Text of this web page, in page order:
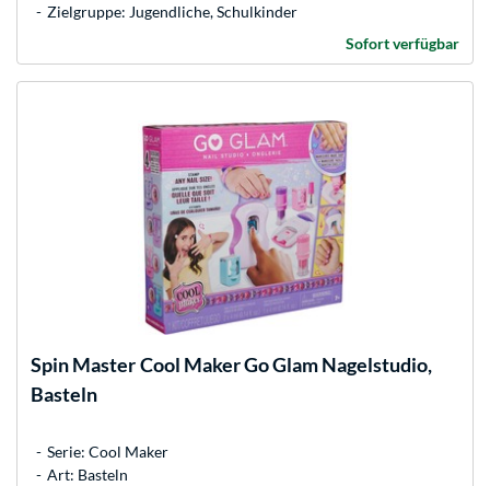
Zielgruppe: Jugendliche, Schulkinder
Sofort verfügbar
Spin MasterCool Maker Go Glam Nagelstudio,
Basteln
Serie: Cool Maker
Art: Basteln